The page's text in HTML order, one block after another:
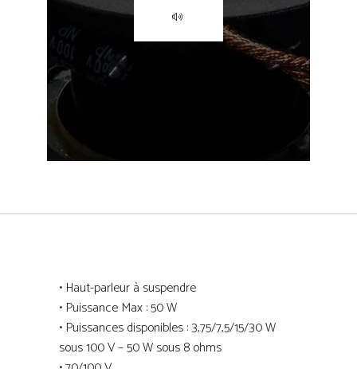
• Haut-parleur à suspendre
• Puissance Max : 50 W
• Puissances disponibles : 3,75/7,5/15/30 W
sous 100 V – 50 W sous 8 ohms